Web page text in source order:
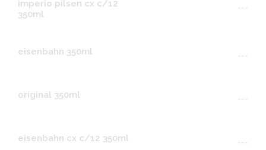
imperio pilsen cx c/12
350ml
---
eisenbahn 350ml ---
original 350ml ---
eisenbahn cx c/12 350ml ---